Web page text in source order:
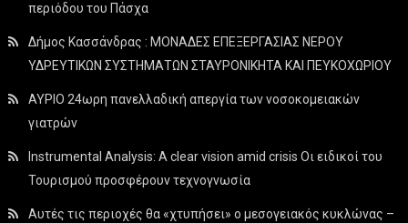
περιόδου του Πάσχα
Δήμος Κασσάνδρας : ΜΟΝΑΔΕΣ ΕΠΕΞΕΡΓΑΣΙΑΣ ΝΕΡΟΥ
ΥΔΡΕΥΤΙΚΩΝ ΣΥΣΤΗΜΑΤΩΝ ΣΤΑΥΡΟΝΙΚΗΤΑ ΚΑΙ ΠΕΥΚΟΧΩΡΙΟΥ
ΑΥΡΙΟ 24ωρη πανελλαδική απεργία των νοσοκομειακών
γιατρών
Instrumental Analysis: A clear vision amid crisis Οι ειδικοί του
Τουρισμού προσφέρουν τεχνογνωσία
Αυτές τις περιοχές θα «χτυπήσει» ο μεσογειακός κυκλώνας –